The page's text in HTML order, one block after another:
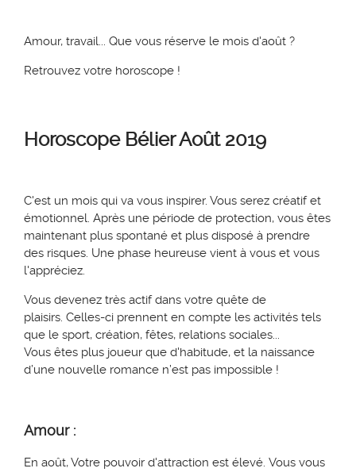
Amour, travail... Que vous réserve le mois d'août ?
Retrouvez votre horoscope !
Horoscope Bélier Août 2019
C'est un mois qui va vous inspirer. Vous serez créatif et
émotionnel. Après une période de protection, vous êtes
maintenant plus spontané et plus disposé à prendre
des risques. Une phase heureuse vient à vous et vous
l'appréciez.
Vous devenez très actif dans votre quête de
plaisirs. Celles-ci prennent en compte les activités tels
que le sport, création, fêtes, relations sociales...
Vous êtes plus joueur que d'habitude, et la naissance
d’une nouvelle romance n’est pas impossible !
Amour :
En août, Votre pouvoir d'attraction est élevé. Vous vous